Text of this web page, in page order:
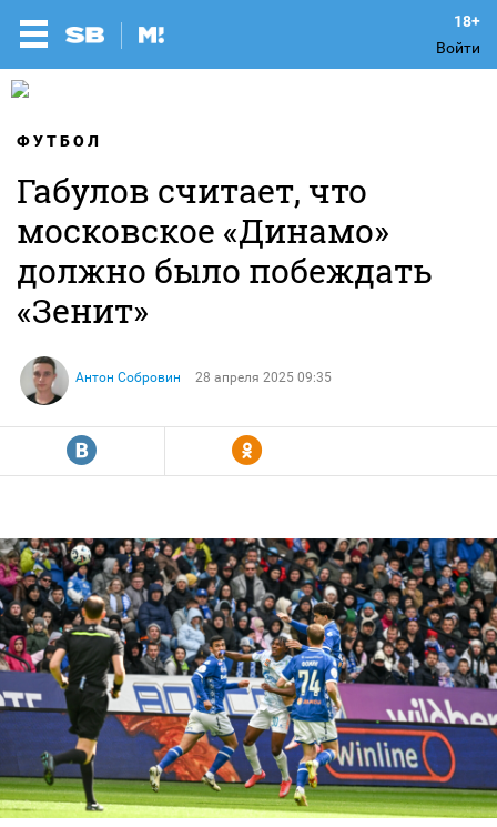
Войти
ФУТБОЛ
Габулов считает, что
московское «Динамо»
должно было побеждать
«Зенит»
Антон Собровин 28 апреля 2025 09:35
R Y